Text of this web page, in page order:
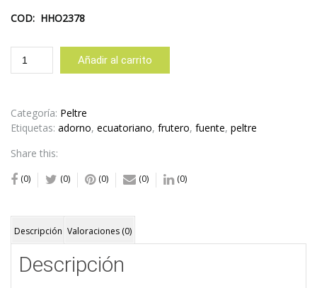
COD: HHO2378
FUENTE
HOJA
Añadir al carrito
Categoría: Peltre
Etiquetas: adorno, ecuatoriano, frutero, fuente, peltre
Share this:
(0) (0) (0) (0) (0)
Descripción Valoraciones (0)
Descripción